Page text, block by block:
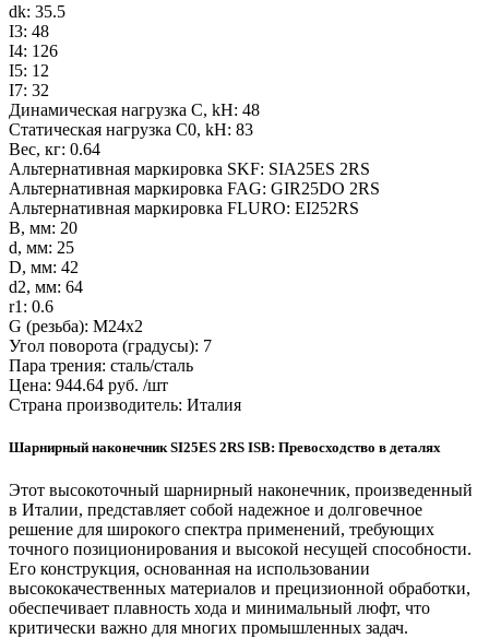
dk: 35.5
I3: 48
I4: 126
I5: 12
I7: 32
Динамическая нагрузка C, kН: 48
Статическая нагрузка C0, kН: 83
Вес, кг: 0.64
Альтернативная маркировка SKF: SIA25ES 2RS
Альтернативная маркировка FAG: GIR25DO 2RS
Альтернативная маркировка FLURO: EI252RS
B, мм: 20
d, мм: 25
D, мм: 42
d2, мм: 64
r1: 0.6
G (резьба): M24x2
Угол поворота (градусы): 7
Пара трения: сталь/сталь
Цена: 944.64 руб. /шт
Страна производитель: Италия
Шарнирный наконечник SI25ES 2RS ISB: Превосходство в деталях
Этот высокоточный шарнирный наконечник, произведенный
в Италии, представляет собой надежное и долговечное
решение для широкого спектра применений, требующих
точного позиционирования и высокой несущей способности.
Его конструкция, основанная на использовании
высококачественных материалов и прецизионной обработки,
обеспечивает плавность хода и минимальный люфт, что
критически важно для многих промышленных задач.